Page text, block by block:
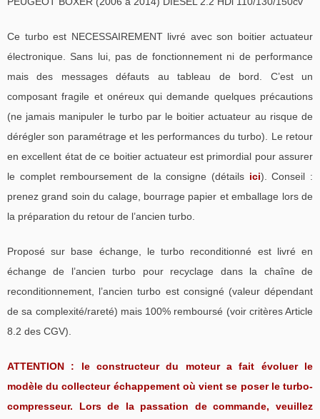
Ce turbo est NECESSAIREMENT livré avec son boitier actuateur
électronique. Sans lui, pas de fonctionnement ni de performance
mais des messages défauts au tableau de bord. C’est un
composant fragile et onéreux qui demande quelques précautions
(ne jamais manipuler le turbo par le boitier actuateur au risque de
dérégler son paramétrage et les performances du turbo). Le retour
en excellent état de ce boitier actuateur est primordial pour assurer
le complet remboursement de la consigne (détails ici). Conseil :
prenez grand soin du calage, bourrage papier et emballage lors de
la préparation du retour de l’ancien turbo.
Proposé sur base échange, le turbo reconditionné est livré en
échange de l’ancien turbo pour recyclage dans la chaîne de
reconditionnement, l’ancien turbo est consigné (valeur dépendant
de sa complexité/rareté) mais 100% remboursé (voir critères Article
8.2 des CGV).
ATTENTION : le constructeur du moteur a fait évoluer le
modèle du collecteur échappement où vient se poser le turbo-
compresseur. Lors de la passation de commande, veuillez